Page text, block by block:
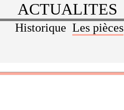
ACTUALITES
Historique Les pièces